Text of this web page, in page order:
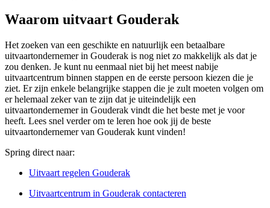
Waarom uitvaart Gouderak
Het zoeken van een geschikte en natuurlijk een betaalbare
uitvaartondernemer in Gouderak is nog niet zo makkelijk als dat je
zou denken. Je kunt nu eenmaal niet bij het meest nabije
uitvaartcentrum binnen stappen en de eerste persoon kiezen die je
ziet. Er zijn enkele belangrijke stappen die je zult moeten volgen om
er helemaal zeker van te zijn dat je uiteindelijk een
uitvaartondernemer in Gouderak vindt die het beste met je voor
heeft. Lees snel verder om te leren hoe ook jij de beste
uitvaartondernemer van Gouderak kunt vinden!
Spring direct naar:
Uitvaart regelen Gouderak
Uitvaartcentrum in Gouderak contacteren